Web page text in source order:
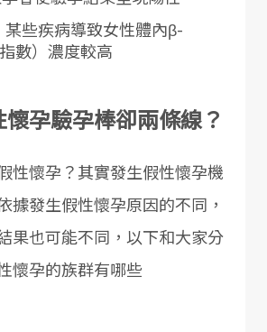
某些疾病導致女性體內β-
數）濃度較高
懷孕驗孕棒卻兩條線？
性懷孕？其實發生假性懷孕機
據發生假性懷孕原因的不同，
果也可能不同，以下和大家分
懷孕的族群有哪些